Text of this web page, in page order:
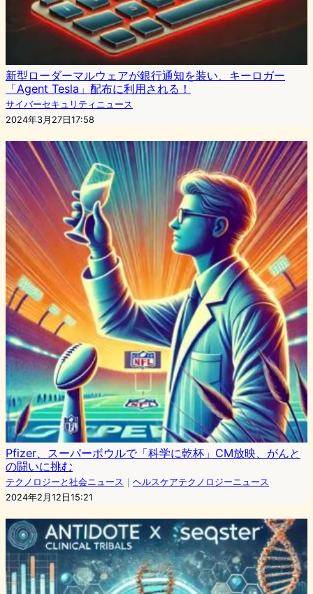
新型ローダーマルウェアが銀行通知を装い、キーロガー
「Agent Tesla」配布に利用される！
サイバーセキュリティニュース
2024年3月27日17:58
Pfizer、スーパーボウルで「科学に乾杯」CM放映、がんと
の闘いに挑む
テクノロジーと社会ニュース ｜ ヘルスケアテクノロジーニュース
2024年2月12日15:21